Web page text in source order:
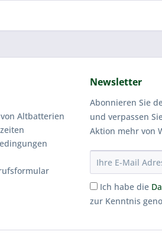
Altbatterien
Newsletter
Abonnieren Sie
und verpassen
Aktion mehr von
Ich habe die
zur Kenntnis